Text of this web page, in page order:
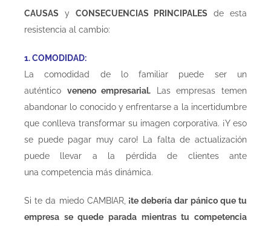
CAUSAS y CONSECUENCIAS PRINCIPALES de esta
resistencia al cambio:
1. COMODIDAD:
La comodidad de lo familiar puede ser un
auténtico veneno empresarial. Las empresas temen
abandonar lo conocido y enfrentarse a la incertidumbre
que conlleva transformar su imagen corporativa. ¡Y eso
se puede pagar muy caro! La falta de actualización
puede llevar a la pérdida de clientes ante
una competencia más dinámica.
Si te da miedo CAMBIAR, ¡te debería dar pánico que tu
empresa se quede parada mientras tu competencia